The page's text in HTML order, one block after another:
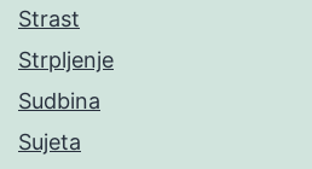
Strast
Strpljenje
Sudbina
Sujeta